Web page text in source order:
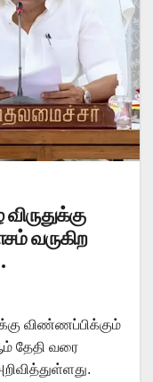
வருகிற
அறிவிப்பு
விண்ணப்பிக்கும்
தேதி வரை